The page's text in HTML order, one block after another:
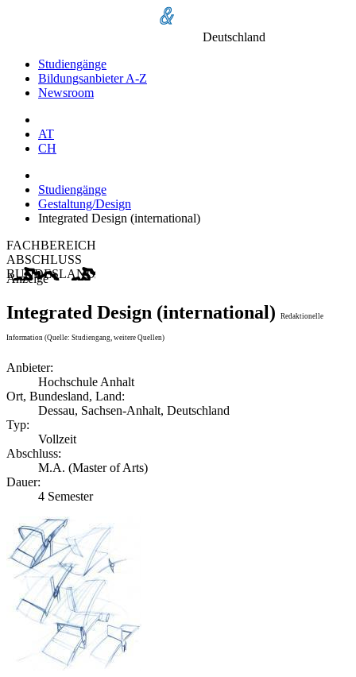
Deutschland
Studiengänge
Bildungsanbieter A-Z
Newsroom
AT
CH
Studiengänge
Gestaltung/Design
Integrated Design (international)
FACHBEREICH
ABSCHLUSS
BUNDESLAND
Anzeige
Integrated Design (international) Redaktionelle
Information (Quelle: Studiengang, weitere Quellen)
Anbieter:
Hochschule Anhalt
Ort, Bundesland, Land:
Dessau, Sachsen-Anhalt, Deutschland
Typ:
Vollzeit
Abschluss:
M.A. (Master of Arts)
Dauer:
4 Semester